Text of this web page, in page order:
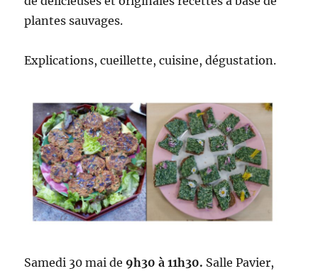
plantes sauvages.
Explications, cueillette, cuisine, dégustation.
Samedi 30 mai de 9h30 à 11h30. Salle Pavier,